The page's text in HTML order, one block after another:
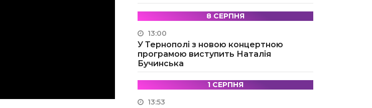
8 СЕРПНЯ
13:00
У Тернополі з новою концертною
програмою виступить Наталія
Бучинська
1 СЕРПНЯ
13:53